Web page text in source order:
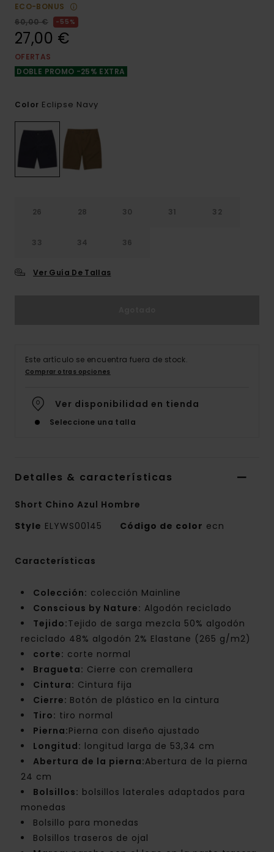
ECO-BONUS
60,00 €
55%
27,00 €
OFERTAS
DOBLE PROMO -25% EXTRA
Color Eclipse Navy
26 28 30 31 32
33 34 36
Ver Guía De Tallas
Este artículo se encuentra fuera de stock.
Comprar otras opciones
Ver disponibilidad en tienda
Seleccione una talla
Detalles & características
Short Chino Azul Hombre
Style ELYWS00145 Código de color ecn
Características
Colección: colección Mainline
Conscious by Nature: Algodón reciclado
Tejido:Tejido de sarga mezcla 50% algodón
reciclado 48% algodón 2% Elastane (265 g/m2)
corte: corte normal
Bragueta: Cierre con cremallera
Cintura: Cintura fija
Cierre: Botón de plástico en la cintura
Tiro: tiro normal
Pierna:Pierna con diseño ajustado
Longitud: longitud larga de 53,34 cm
Abertura de la pierna:Abertura de la pierna
24 cm
Bolsillos: bolsillos laterales adaptados para
monedas
Bolsillo para monedas
Bolsillos traseros de ojal